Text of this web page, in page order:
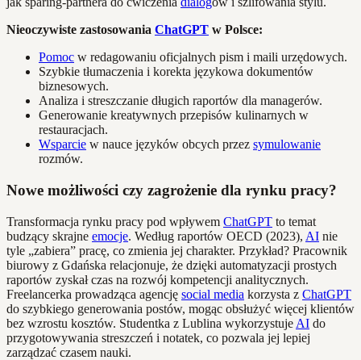
Nieoczywiste zastosowania ChatGPT w Polsce:
Pomoc w redagowaniu oficjalnych pism i maili urzędowych.
Szybkie tłumaczenia i korekta językowa dokumentów
biznesowych.
Analiza i streszczanie długich raportów dla managerów.
Generowanie kreatywnych przepisów kulinarnych w
restauracjach.
Wsparcie w nauce języków obcych przez symulowanie
rozmów.
Nowe możliwości czy zagrożenie dla rynku pracy?
Transformacja rynku pracy pod wpływem ChatGPT to temat
budzący skrajne emocje. Według raportów OECD (2023), AI nie
tyle „zabiera” pracę, co zmienia jej charakter. Przykład? Pracownik
biurowy z Gdańska relacjonuje, że dzięki automatyzacji prostych
raportów zyskał czas na rozwój kompetencji analitycznych.
Freelancerka prowadząca agencję social media korzysta z ChatGPT
do szybkiego generowania postów, mogąc obsłużyć więcej klientów
bez wzrostu kosztów. Studentka z Lublina wykorzystuje AI do
przygotowywania streszczeń i notatek, co pozwala jej lepiej
zarządzać czasem nauki.